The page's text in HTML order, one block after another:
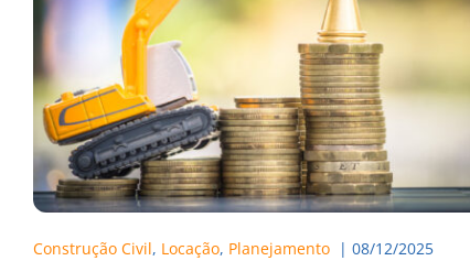
Construção Civil, Locação, Planejamento
  |
08/12/2025